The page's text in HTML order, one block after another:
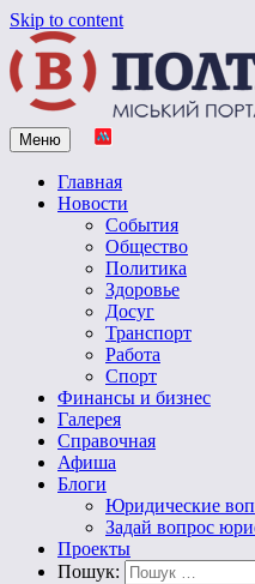
Skip to content
Vpoltave.info
Полтавский портал новостей
Меню
Главная
Новости
События
Общество
Политика
Здоровье
Досуг
Транспорт
Работа
Спорт
Финансы и бизнес
Галерея
Справочная
Афиша
Блоги
Юридические
Задай вопрос
Проекты
Пошук: